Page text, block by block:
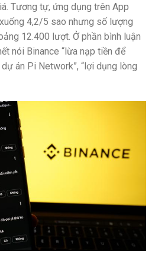
Tương tự, ứng dụng trên App
4,2/5 sao nhưng số lượng
12.400 lượt. Ở phần bình luận
nói Binance “lừa nạp tiền để
án Pi Network”, “lợi dụng lòng